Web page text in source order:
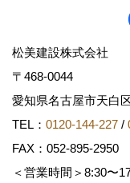
松美建設株式会社
〒468-0044
愛知県名古屋市天白
TEL： 0120-144-227 /
FAX：052-895-2950
＜営業時間＞8:30〜